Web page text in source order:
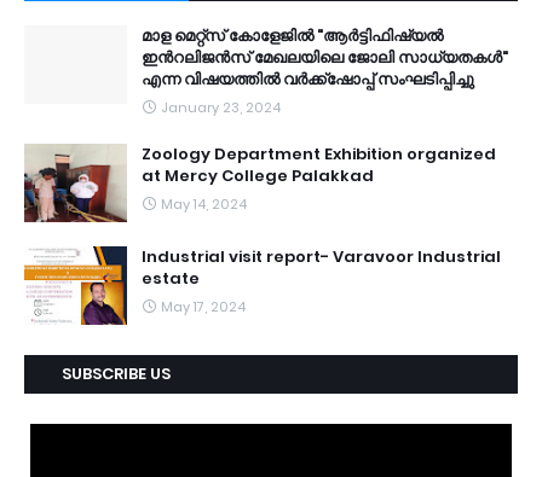
മാള മെറ്റ്സ് കോളേജിൽ "ആർട്ടിഫിഷ്യൽ
ഇൻറലിജൻസ് മേഖലയിലെ ജോലി സാധ്യതകൾ"
എന്ന വിഷയത്തിൽ വർക്ക്ഷോപ്പ് സംഘടിപ്പിച്ചു
January 23, 2024
Zoology Department Exhibition organized
at Mercy College Palakkad
May 14, 2024
Industrial visit report- Varavoor Industrial
estate
May 17, 2024
SUBSCRIBE US